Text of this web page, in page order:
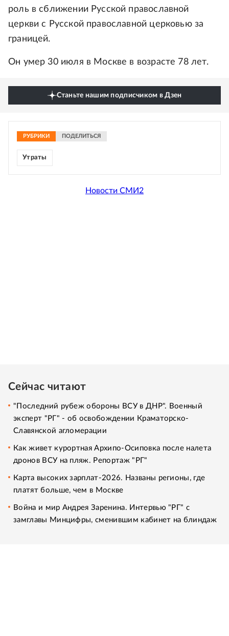
роль в сближении Русской православной
церкви с Русской православной церковью за
границей.
Он умер 30 июля в Москве в возрасте 78 лет.
Станьте нашим подписчиком в Дзен
РУБРИКИ ПОДЕЛИТЬСЯ
Утраты
Новости СМИ2
Сейчас читают
"Последний рубеж обороны ВСУ в ДНР". Военный
эксперт "РГ" - об освобождении Краматорско-
Славянской агломерации
Как живет курортная Архипо-Осиповка после налета
дронов ВСУ на пляж. Репортаж "РГ"
Карта высоких зарплат-2026. Названы регионы, где
платят больше, чем в Москве
Война и мир Андрея Заренина. Интервью "РГ" с
замглавы Минцифры, сменившим кабинет на блиндаж